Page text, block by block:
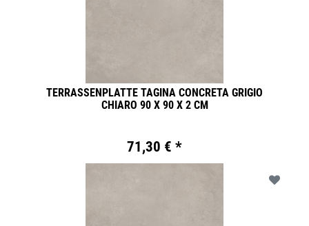
TERRASSENPLATTE TAGINA CONCRETA GRIGIO
CHIARO 90 X 90 X 2 CM
71,30 € *